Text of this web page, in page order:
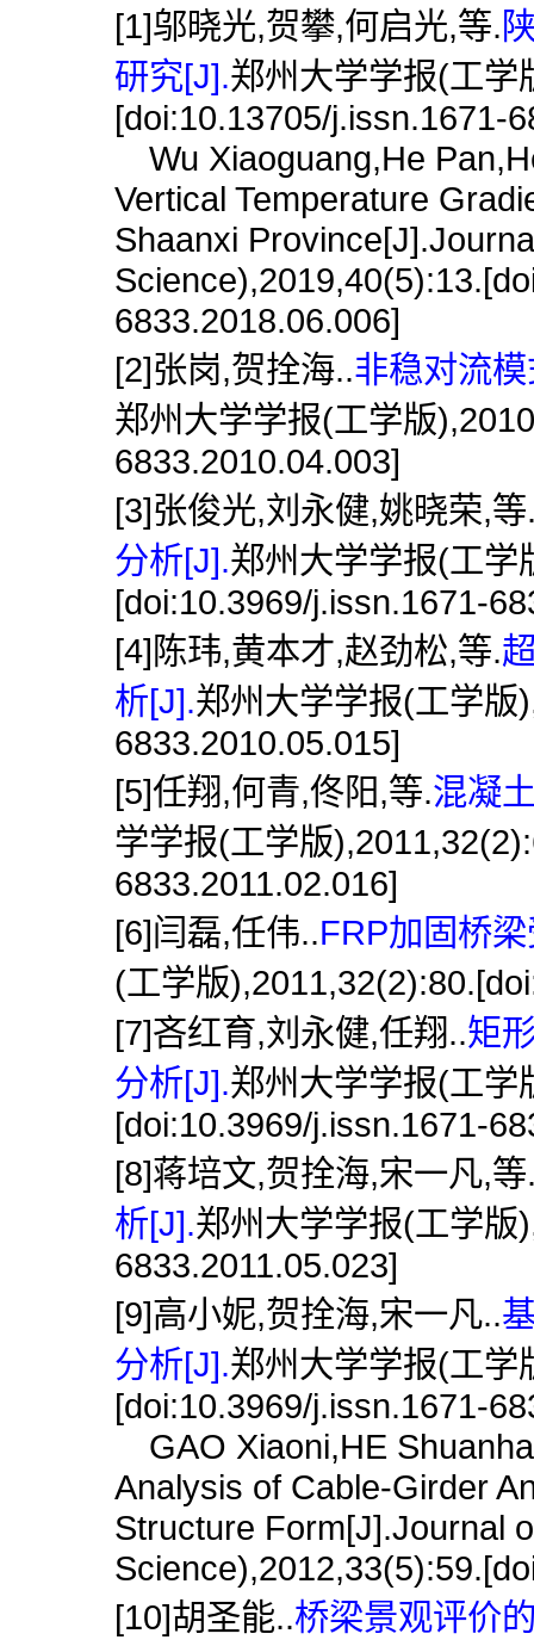
[1]邬晓光,贺攀,何启光,等.
研究[J].郑州大学学报(工学
[doi:10.13705/j.issn.1671-
Wu Xiaoguang,He
Vertical Temperature
Shaanxi
6833.2018.06.006]
[2]张岗,贺拴海..非稳对流
郑州大学学报(工学版
6833.2010.04.003]
[3]张俊光,刘永健,姚晓荣,等
分析[J].郑州大学学报(工学
[doi:10.3969/j.issn.1671-
[4]陈玮,黄本才,赵劲松,等.
析[J].郑州大学学报(工学版
6833.2010.05.015]
[5]任翔,何青,佟阳,等.混凝
学学报(工学版
6833.2011.02.016]
[6]闫磊,任伟..FRP加固桥
(工学版
[7]吝红育,刘永健,任翔..矩
分析[J].郑州大学学报(工学
[doi:10.3969/j.issn.1671-
[8]蒋培文,贺拴海,宋一凡,等
析[J].郑州大学学报(工学版
6833.2011.05.023]
[9]高小妮,贺拴海,宋一凡..
分析[J].郑州大学学报(工学
[doi:10.3969/j.issn.1671-
GAO Xiaoni,HE
Analysis of Cable-Girder
Structure Form[J].Journal
[10]胡圣能..桥梁景观评价